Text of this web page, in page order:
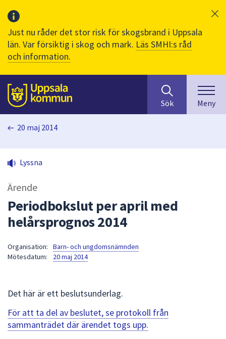
Just nu råder det stor risk för skogsbrand i Uppsala
län. Var försiktig i skog och mark. Läs SMHI:s råd
och information.
Till sidans
huvudinnehåll
efter
innehåll
på
sökfältet
kommer
för
att
navigera
Sök Meny
20 maj 2014
Lyssna
Ärende
Periodbokslut per april med
helårsprognos 2014
Organisation:
Barn- och ungdomsnämnden
Mötesdatum:
20 maj 2014
Det här är ett beslutsunderlag.
För att ta del av beslutet, se protokoll från
sammanträdet där ärendet togs upp.